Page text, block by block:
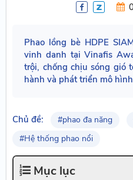
Phao lồng bè HDPE
vinh danh tại Vinafis
trội, chống chịu sóng gió
hành và phát triển mô
Chủ đề: #phao đa năng
#Hệ thống phao nổi
Mục lục